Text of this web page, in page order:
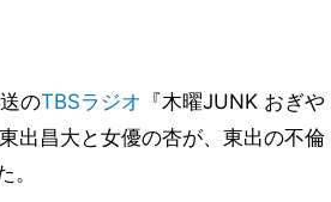
のTBSラジオ 『木曜JUNK おぎや
出昌大と女優の杏が、東出の不倫